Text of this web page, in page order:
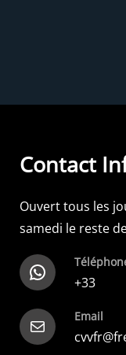
Contact
Ouvert tous les
samedi le reste
WhatsApp +33
Mail Email